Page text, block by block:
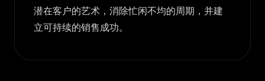
潜在客户的艺术，消除忙闲不均的周期，并建
立可持续的销售成功。